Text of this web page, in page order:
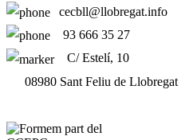
cecbll@llobregat.info
93 666 35 27
C/ Estelí, 10
08980 Sant Feliu de Llobregat